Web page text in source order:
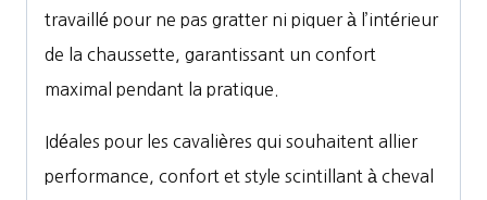
travaillé pour ne pas gratter ni piquer à l’intérieur
de la chaussette, garantissant un confort
maximal pendant la pratique.
Idéales pour les cavalières qui souhaitent allier
performance, confort et style scintillant à cheval